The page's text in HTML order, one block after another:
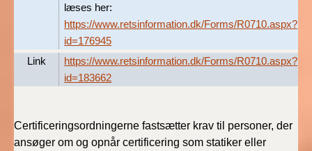
BR18 (1/7-31/12
2018)
BR18 (1/1-30/6
2018)
Tidligere BR (1961-
læses her:
https://www.retsinformation.dk/Forms/R0710.aspx?
id=176945
Link
https://www.retsinformation.dk/Forms/R0710.aspx?
id=183662
Certificeringsordningerne fastsætter krav til personer, der
ansøger om og opnår certificering som statiker eller